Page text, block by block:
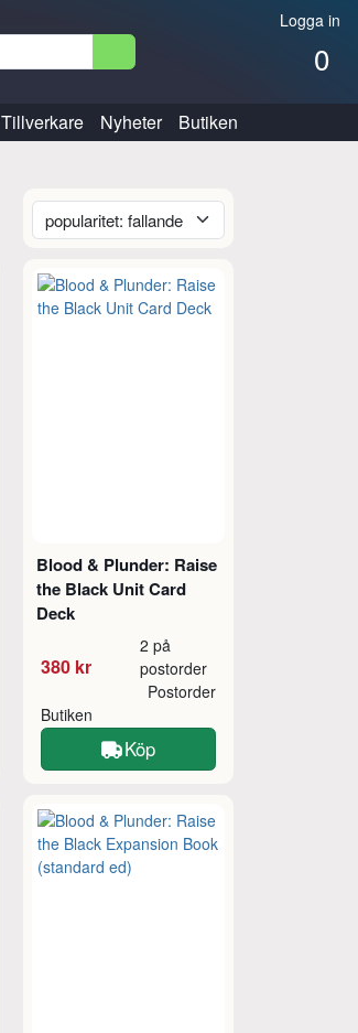
Logga in
0
Tillverkare Nyheter Butiken
Blood & Plunder: Raise
the Black Unit Card
Deck
380 kr
2 på
postorder
Butiken
Postorder
Köp